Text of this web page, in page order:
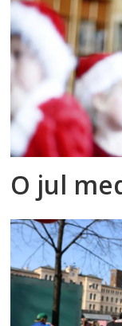
O jul